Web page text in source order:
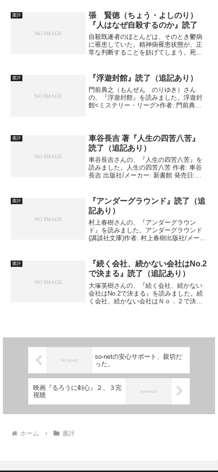
て、感想は追記をお待ちください。...
書評
張 賢徳（ちょう・よしのり）
『人はなぜ自殺するのか』読了
自殺既遂者のほとんどは、そのとき鬱病
に罹患していた。精神病罹患状態が、正
常な判断することを妨げてしまう。死の
検調査で現状を知った上で、著者が回答
する。
書評 『浮遊封館』読了（追記あり）
門前典之（もんぜん のりゆき）さん
の、『浮遊封館』を読みました。浮遊封
館<ミステリー・リーグ>作者: 門前典之
遅れます...
書評
車谷長吉 著『人生の四苦八苦』
読了（追記あり）
車谷長吉さんの、『人生の四苦八苦』を
読みました。人生の四苦八苦 作者: 車谷
長吉 出版社/メーカー: 新書館 発売日:
記・感想幼い頃から蓄膿症を患われ、
手...
書評
『アンダーグラウンド』読了（追
記あり）
村上春樹さんの、『アンダーグラウン
ド』を読みました。アンダーグラウンド
(講談社文庫)作者: 村上春樹出版社/メーカ
げますので、しばらくお待ちく...
書評
『続く会社、続かない会社はNo.2
で決まる』読了（追記あり）
大塚英樹さんの、『続く会社、続かない
会社はNo.2で決まる』を読みました。続
く会社、続かない会社はＮｏ．２で決ま
so-netの安心サポート、親切だ
った。
映画『るろうに剣心』２、３完
視聴
ホーム 書評